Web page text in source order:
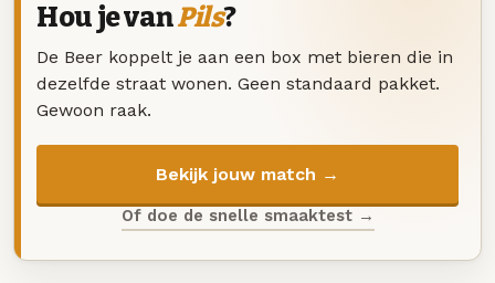
Hou je vanPils?
De Beer koppelt je aan een box met bieren die in
dezelfde straat wonen. Geen standaard pakket.
Gewoon raak.
Bekijk jouw match →
Of doe de snelle smaaktest →